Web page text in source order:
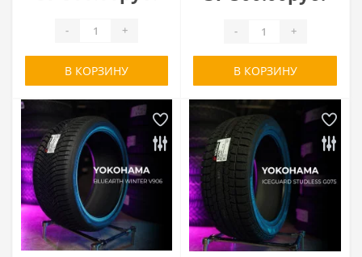
- +
В КОРЗИНУ
- +
В КОРЗИНУ